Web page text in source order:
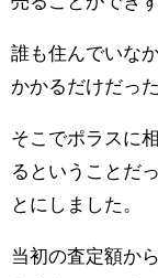
誰も住んでいな
かかるだけだっ
そこでポラスに
るということだ
とにしました。
当初の査定額か